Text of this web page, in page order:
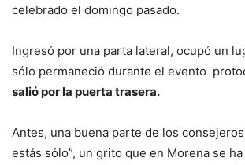
celebrado el domingo pasado.
Ingresó por una parta lateral, ocupó un
sólo permaneció durante el evento
salió por la puerta trasera.
Antes, una buena parte de los
estás sólo”, un grito que en Morena se